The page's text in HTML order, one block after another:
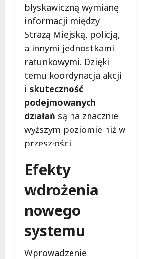
błyskawiczną wymianę
informacji między
Strażą Miejską, policją,
a innymi jednostkami
ratunkowymi. Dzięki
temu koordynacja akcji
i skuteczność
podejmowanych
działań są na znacznie
wyższym poziomie niż w
przeszłości.
Efekty
wdrożenia
nowego
systemu
Wprowadzenie